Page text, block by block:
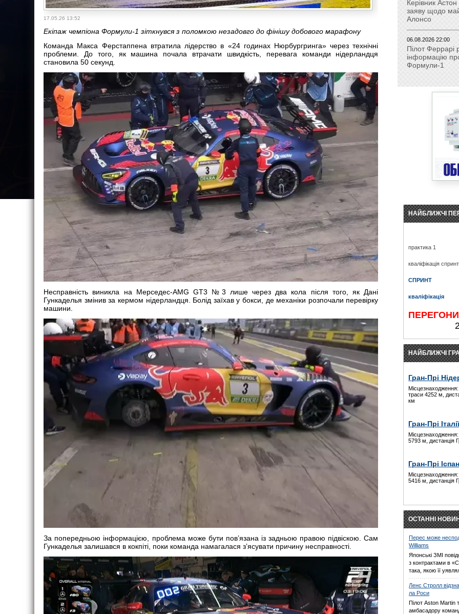
17.05.26 13:52
Екіпаж чемпіона Формули-1 зіткнувся з поломкою незадовго до фінішу добового марафону
Команда Макса Ферстаппена втратила лідерство в «24 годинах Нюрбургринга» через технічні
проблеми. До того, як машина почала втрачати швидкість, перевага команди нідерландця
становила 50 секунд.
Несправність виникла на Мерседес-AMG GT3 №3 лише через два кола після того, як Дані
Гункаделья змінив за кермом нідерландця. Болід заїхав у бокси, де механіки розпочали перевірку
машини.
За попередньою інформацією, проблема може бути пов’язана із задньою правою підвіскою. Сам
Гункаделья залишався в кокпіті, поки команда намагалася з’ясувати причину несправності.
Керівник
заяву щодо
Алонсо
06.08.2026 22:00
Пілот Феррарі
інформацію
Формули-1
НАЙБЛИЖЧІ
практика 1
кваліфікація спринт
СПРИНТ
кваліфікація
ПЕРЕГОНИ
НАЙБЛИЖЧІ
Гран-Прі
траси 4252 м,
км
Гран-Прі
5793 м, дистанція
Гран-Прі
5416 м, дистанція
ОСТАННІ
Перес може
Williams
Японські ЗМІ
з контрактами в
така, якою її
Ленс Стролл
ла Роси
Пілот Aston Martin
амбасадору